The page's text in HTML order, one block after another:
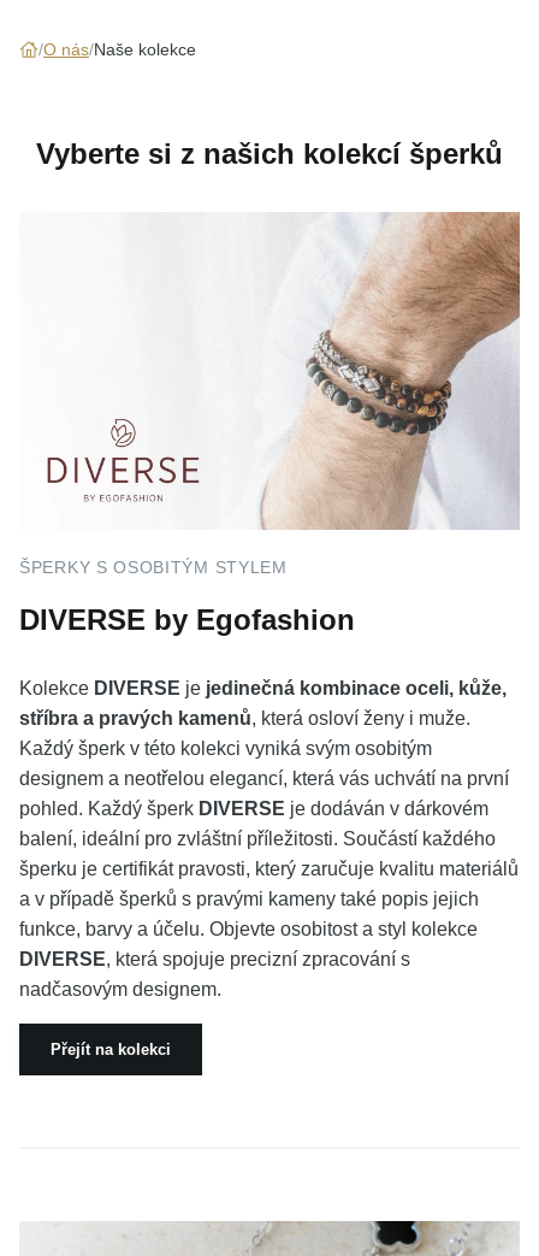
O NÁS
Česko Slovensko
O nás Naše kolekce
Vyberte si z našich kolekcí šperků
ŠPERKY S OSOBITÝM STYLEM
DIVERSE by Egofashion
Kolekce DIVERSE je jedinečná kombinace oceli, kůže,
stříbra a pravých kamenů, která osloví ženy i muže.
Každý šperk v této kolekci vyniká svým osobitým
designem a neotřelou elegancí, která vás uchvátí na první
pohled. Každý šperk DIVERSE je dodáván v dárkovém
balení, ideální pro zvláštní příležitosti. Součástí každého
šperku je certifikát pravosti, který zaručuje kvalitu materiálů
a v případě šperků s pravými kameny také popis jejich
funkce, barvy a účelu. Objevte osobitost a styl kolekce
DIVERSE, která spojuje precizní zpracování s
nadčasovým designem.
Přejít na kolekci